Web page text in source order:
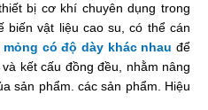
bị cơ khí chuyên dụng trong
biến vật liệu cao su, có thể cán
mỏng có độ dày khác nhau để
kết cấu đồng đều, nhằm nâng
sản phẩm. các sản phẩm. Hiệu